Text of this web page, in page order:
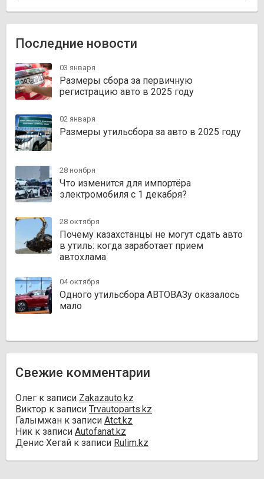
Последние новости
03 января
Размеры сбора за первичную
регистрацию авто в 2025 году
02 января
Размеры утильсбора за авто в 2025 году
28 ноября
Что изменится для импортёра
электромобиля с 1 декабря?
28 октября
Почему казахстанцы не могут сдать авто
в утиль: когда заработает прием
автохлама
04 октября
Одного утильсбора АВТОВАЗу оказалось
мало
Свежие комментарии
Олег к записи Zakazauto.kz
Виктор к записи Trvautoparts.kz
Галымжан к записи Atct.kz
Ник к записи Autofanat.kz
Денис Хегай к записи Rulim.kz